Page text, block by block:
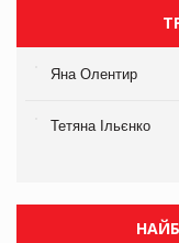
Яна Олентир
Тетяна Ільєнко